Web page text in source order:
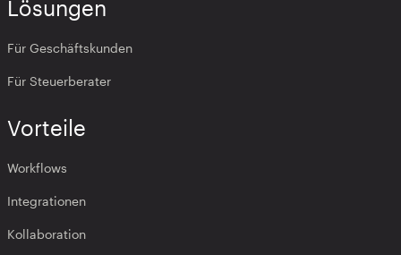
Lösungen
Für Geschäftskunden
Für Steuerberater
Vorteile
Workflows
Integrationen
Kollaboration